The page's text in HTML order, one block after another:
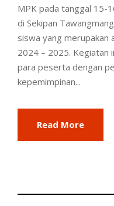
MPK pada tanggal 15-
di Sekipan
siswa yang merupakan
2024 – 2025. Kegiatan
para peserta dengan
kepemimpinan...
Read More